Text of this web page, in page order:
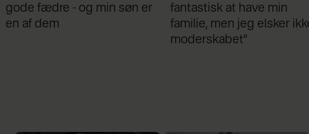
fantastisk at have min
familie, men jeg elsker ikke
min mand - da jeg en dag
gik forbi hans hus, fik jeg
chok